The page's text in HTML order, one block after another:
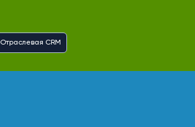
Отраслевая CRM